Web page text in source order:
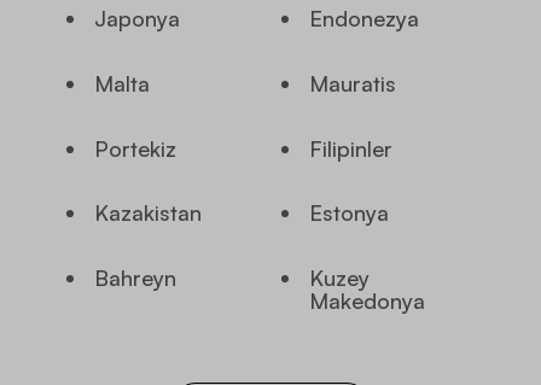
Japonya Endonezya
Malta Mauratis
Portekiz Filipinler
Kazakistan Estonya
Bahreyn
Kuzey
Makedonya